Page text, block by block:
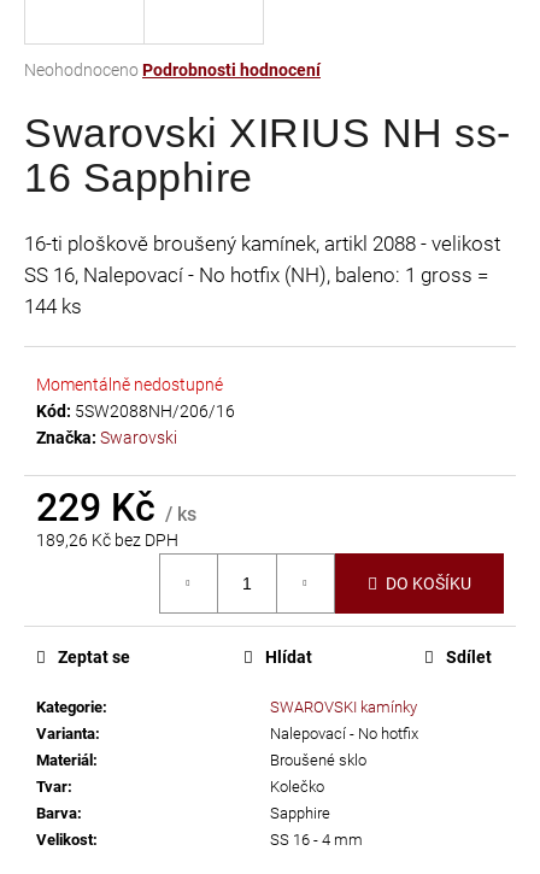
Průměrné
produktu
je
0,0
hvězdiček.
NeohodnocenoPodrobnosti hodnocení
Swarovski XIRIUS NH ss-
16 Sapphire
16-ti ploškově broušený kamínek, artikl 2088 - velikost
SS 16, Nalepovací - No hotfix (NH), baleno: 1 gross =
144 ks
Momentálně nedostupné
Kód: 5SW2088NH/206/16
Značka: Swarovski
229 Kč / ks
189,26 Kč bez DPH
DO KOŠÍKU
Kategorie:
SWAROVSKI kamínky
Varianta:
Nalepovací - No hotfix
Materiál:
Broušené sklo
Tvar:
Kolečko
Barva:
Sapphire
Velikost: SS 16 - 4 mm
Zeptat se Hlídat Sdílet
j
t
?
HLEDAT
D
o
p
u
e
m
PRECIOSA
VIVA12
NH
SS-